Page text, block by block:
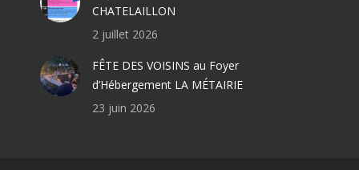
CHATELAILLON
2 juillet 2026
FÊTE DES VOISINS au Foyer
d’Hébergement LA MÉTAIRIE
23 juin 2026